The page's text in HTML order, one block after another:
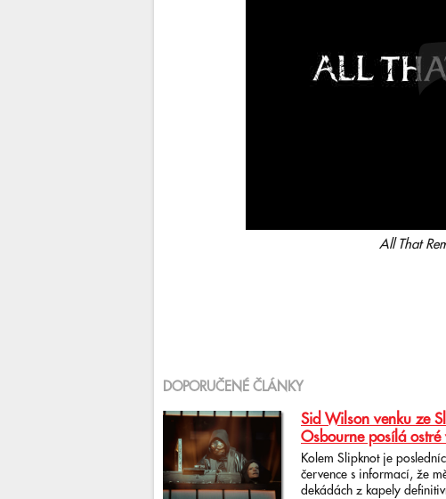
All That
DOPORUČENÉ ČLÁNKY
Sid Wilson venku ze
Osbourne posílá ostré
Kolem Slipknot je
července s informací, že
dekádách z kapely